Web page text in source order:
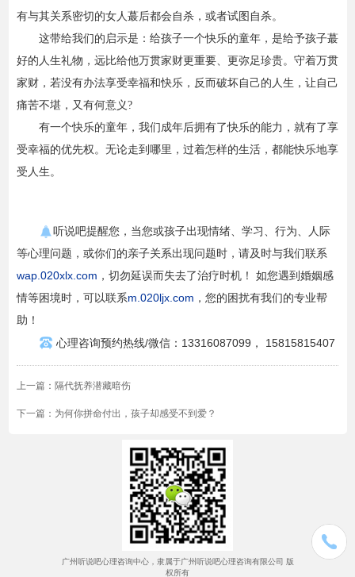
有与其关系密切的女人蕞后都会自杀，或者试图自杀。
这带给我们的启示是：给孩子一个快乐的童年，是给予孩子蕞
好的人生礼物，远比给他万贯家财更重要、更弥足珍贵。守着万贯
家财，若没有办法享受幸福和快乐，反而破坏自己的人生，让自己
痛苦不堪，又有何意义?
有一个快乐的童年，我们成年后拥有了快乐的能力，就有了享
受幸福的优先权。无论走到哪里，过着怎样的生活，都能快乐地享
受人生。
听说吧提醒您，当您或孩子出现情绪、学习、行为、人际
等心理问题，或你们的亲子关系出现问题时，请及时与我们联系
wap.020xlx.com ，切勿延误而失去了治疗时机！ 如您遇到婚姻感
情等困境时，可以联系m.020ljx.com ，您的困扰有我们的专业帮
助！
心理咨询预约热线/微信：13316087099， 15815815407
上一篇： 隔代抚养潜藏暗伤
下一篇： 为何你拼命付出，孩子却感受不到爱？
广州听说吧心理咨询中心，隶属于广州听说吧心理咨询有限公司 版
权所有